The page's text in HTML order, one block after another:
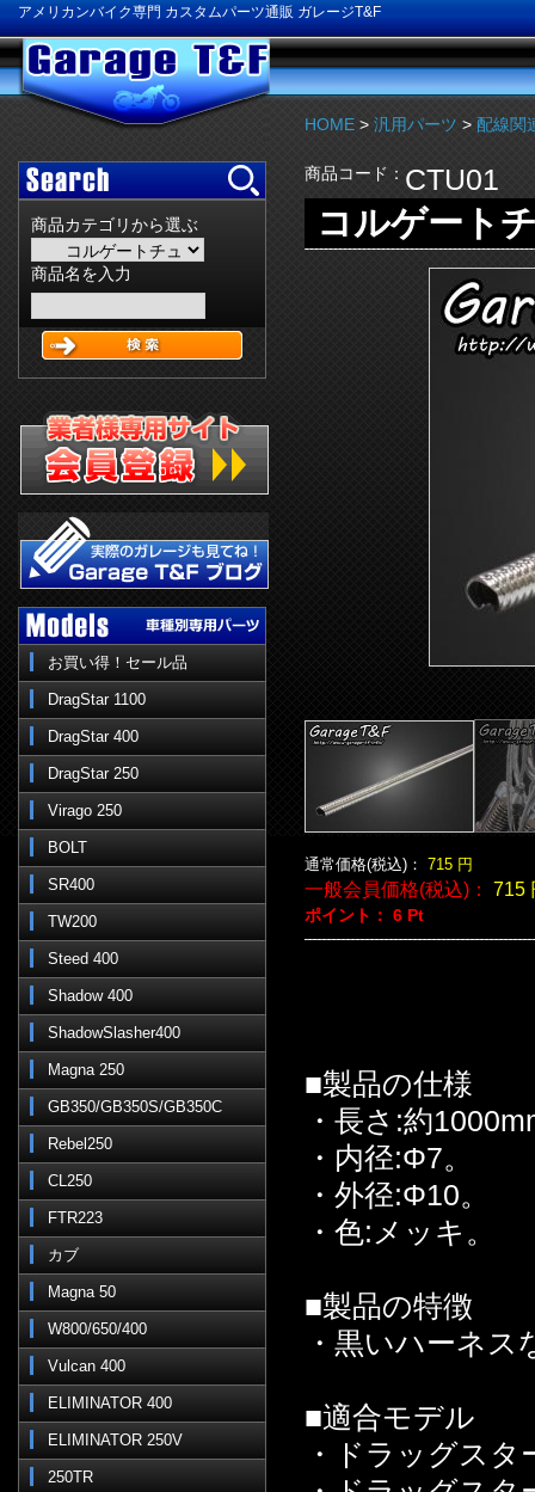
アメリカンバイク専門 カスタムパーツ通販 ガレージT&F
商品カテゴリから選ぶ
商品名を入力
お買い得！セール品
DragStar 1100
DragStar 400
DragStar 250
Virago 250
BOLT
SR400
TW200
Steed 400
Shadow 400
ShadowSlasher400
Magna 250
GB350/GB350S/GB350C
Rebel250
CL250
FTR223
カブ
Magna 50
W800/650/400
Vulcan 400
ELIMINATOR 400
ELIMINATOR 250V
250TR
HOME > 汎用パーツ > 配線関
商品コード： CTU01
コルゲート
通常価格(税込)： 715 円
一般会員価格(税込)： 715
ポイント： 6 Pt
■製品の仕様
・長さ:約
・内径:Φ7。
・外径:Φ10。
・色:メッキ。
■製品の特徴
・黒いハーネ
■適合モデル
・ドラッグスタ